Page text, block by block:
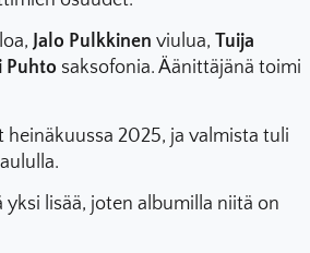
Jalo Pulkkinen viulua, Tuija
Puhto saksofonia. Äänittäjänä toimi
2025, ja valmista tuli
lisää, joten albumilla niitä on